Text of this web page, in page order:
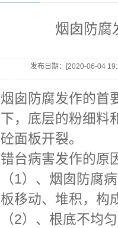
烟囱加固
烟囱刷航标
凉水塔防腐
冷却塔防腐
烟囱内壁防腐
烟囱防腐
发布日期：[2020-06-04
烟囱防腐发作的首
下，底层的粉细料
砼面板开裂。
错台病害发作的原
（1）、烟囱防腐
板移动、堆积，构
（2）、根底不均